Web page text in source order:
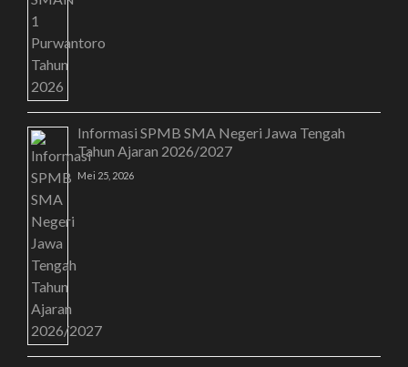
Informasi SPMB SMA Negeri Jawa Tengah
Tahun Ajaran 2026/2027
Mei 25, 2026